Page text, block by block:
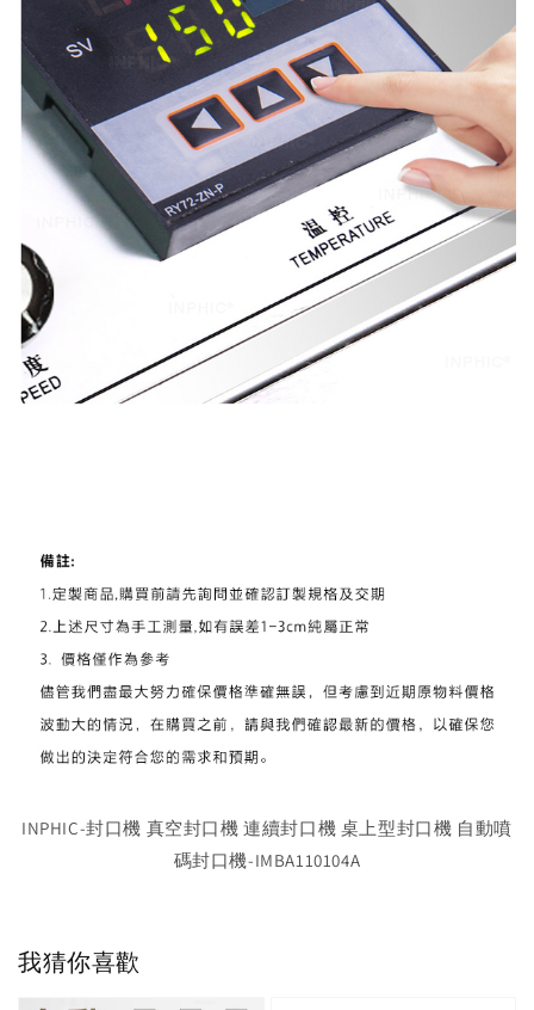
INPHIC-封口機 真空封口機 連續封口機 桌上型封口機 自動噴
碼封口機-IMBA110104A
我猜你喜歡